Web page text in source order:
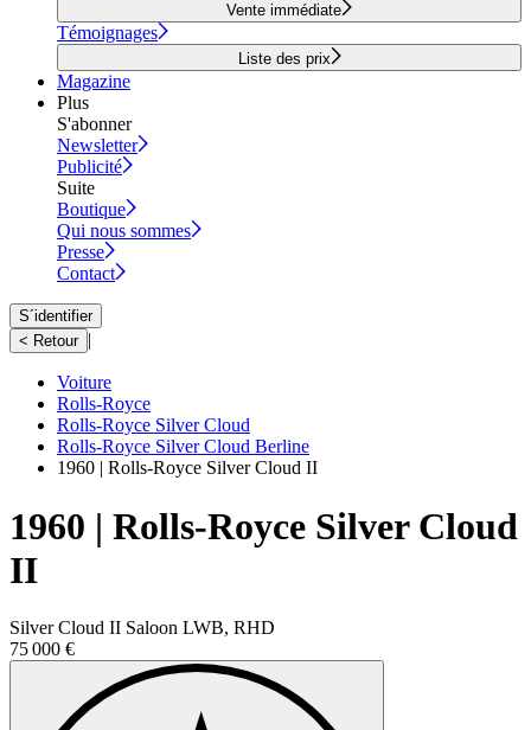
Vente immédiate
Témoignages
Liste des prix
Magazine
Plus
S'abonner
Newsletter
Publicité
Suite
Boutique
Qui nous sommes
Presse
Contact
S´identifier
< Retour |
Voiture
Rolls-Royce
Rolls-Royce Silver Cloud
Rolls-Royce Silver Cloud Berline
1960 | Rolls-Royce Silver Cloud II
1960 | Rolls-Royce Silver Cloud
II
Silver Cloud II Saloon LWB, RHD
75 000 €